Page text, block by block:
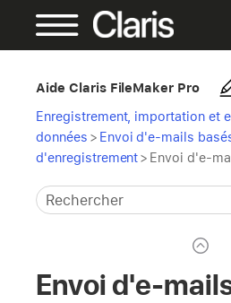
Aide Claris FileMaker Pro
Enregistrement, importation et
données > Envoi d'e-mails
d'enregistrement> Envoi d'e-
Envoi d'e-